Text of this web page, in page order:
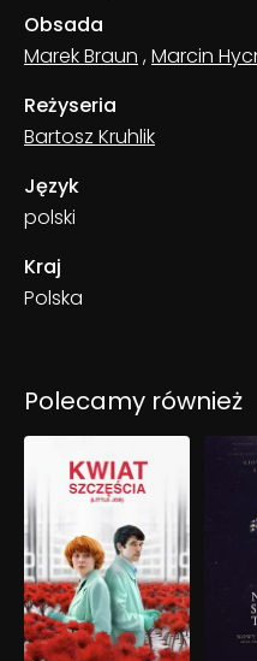
Obsada
Marek Braun ,Marcin
Reżyseria
Bartosz Kruhlik
Język
polski
Kraj
Polska
Polecamy również